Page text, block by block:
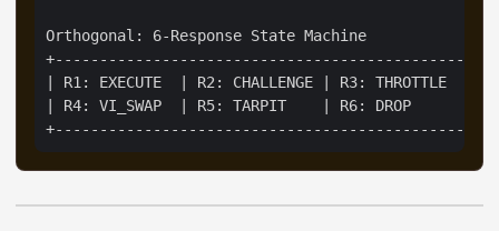
Orthogonal: 6-Response State Machine
| R1: EXECUTE  | R2: CHALLENGE | R3:
| R4: VI_SWAP  | R5: TARPIT    | R6: DROP